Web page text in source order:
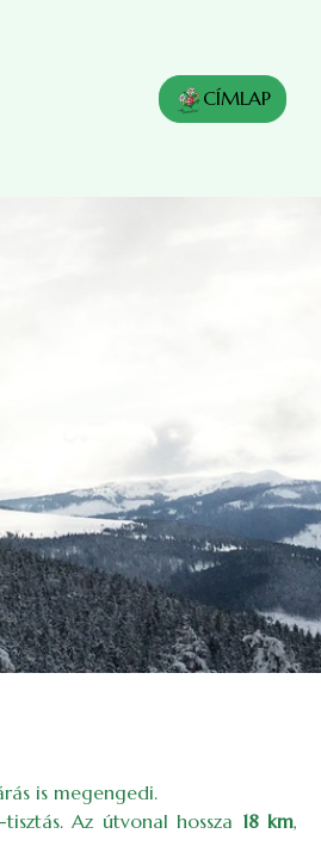
CÍMLAP
is megengedi.
Az útvonal hossza 18 km,